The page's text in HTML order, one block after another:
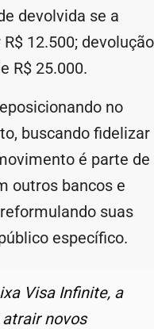
devolvida se a
12.500; devolução
R$ 25.000.
no
buscando fidelizar
é parte de
outros bancos e
suas
específico.
Visa Infinite, a
novos